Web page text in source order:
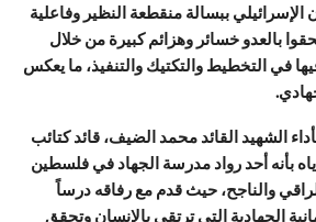
ببسالة منقطعة النظير وفاعلية
بالعدو خسائر وهزائم كبيرة من خلال
في التخطيط والتكتيك والتنفيذ، ما يعكس
الشهيد القائد محمد الضيف، قائد كتائب
بأنه أحد رواد مدرسة الجهاد في فلسطين
والناجح، حيث قدم مع رفاقه درساً
الجهادية التي ترتقي بالإنسان وتحقق